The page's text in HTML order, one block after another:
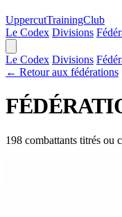
UppercutTrainingClub
Le Codex Divisions
Le Codex Divisions
← Retour aux fédérations
198 combattants titrés ou